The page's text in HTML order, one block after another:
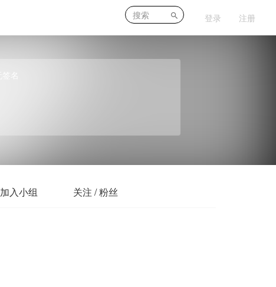
登录 注册
加入小组 关注 / 粉丝